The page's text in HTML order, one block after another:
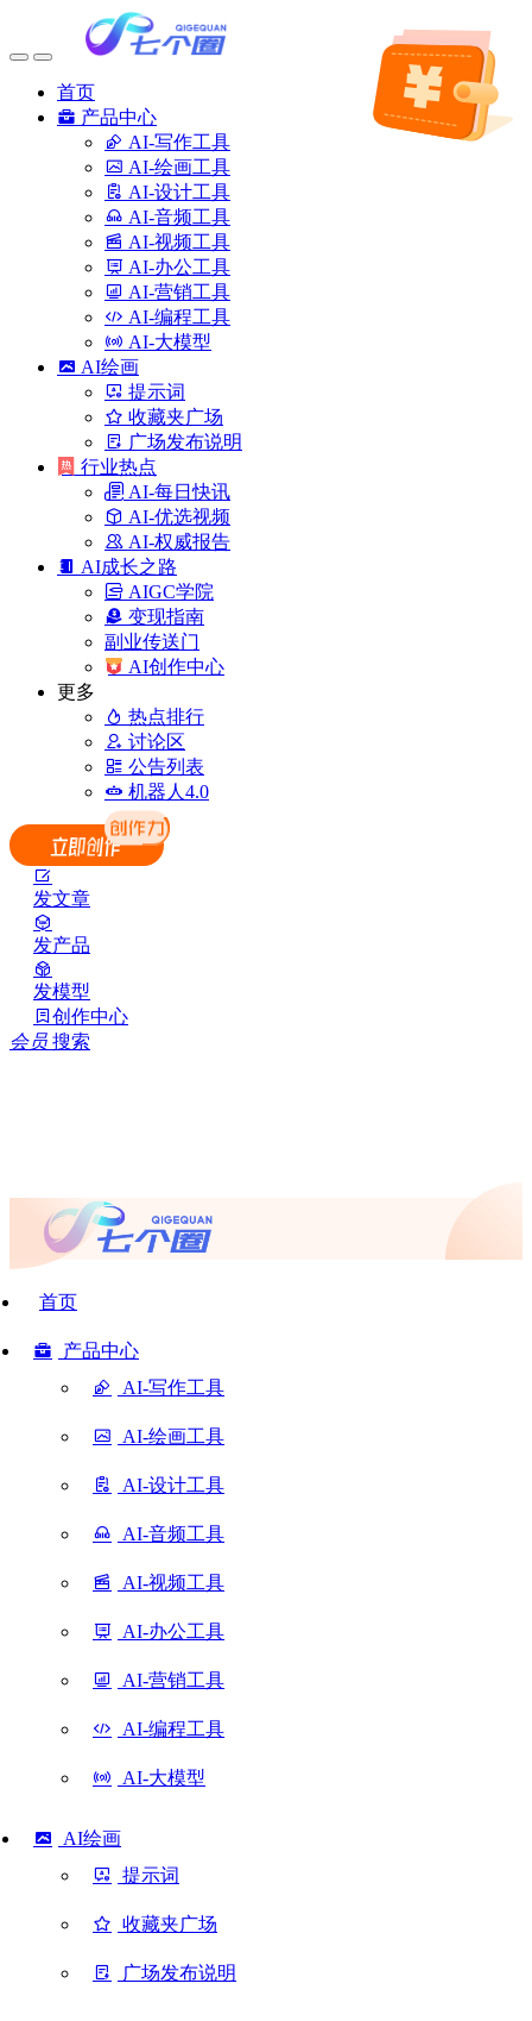
首页
产品中心
AI-写作工具
AI-绘画工具
AI-设计工具
AI-音频工具
AI-视频工具
AI-办公工具
AI-营销工具
AI-编程工具
AI-大模型
AI绘画
提示词
收藏夹广场
广场发布说明
行业热点
AI-每日快讯
AI-优选视频
AI-权威报告
AI成长之路
AIGC学院
变现指南
副业传送门
AI创作中心
更多
热点排行
讨论区
公告列表
机器人4.0
发文章
发产品
发模型
创作中心
会员 搜索
首页
产品中心
AI-写作工具
AI-绘画工具
AI-设计工具
AI-音频工具
AI-视频工具
AI-办公工具
AI-营销工具
AI-编程工具
AI-大模型
AI绘画
提示词
收藏夹广场
广场发布说明